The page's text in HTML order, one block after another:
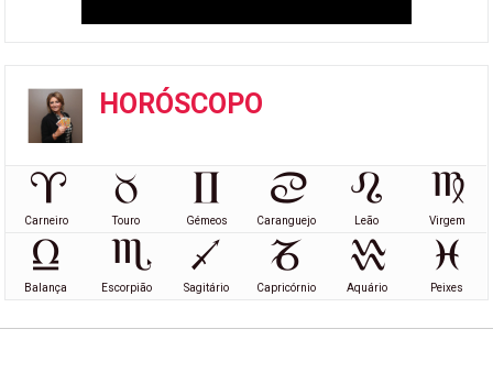
HORÓSCOPO
Carneiro Touro Gémeos Caranguejo Leão Virgem
Balança Escorpião Sagitário Capricórnio Aquário Peixes